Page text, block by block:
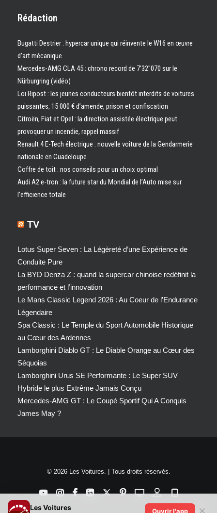
Rédaction
Bugatti Destrier : hypercar unique qui réinvente le W16 en œuvre
d’art mécanique
Mercedes-AMG CLA 45 : chrono record de 7’32″070 sur le
Nürburgring (vidéo)
Loi Ripost : les jeunes conducteurs bientôt interdits de voitures
puissantes, 15 000 € d’amende, prison et confiscation
Citroën, Fiat et Opel : la direction assistée électrique peut
provoquer un incendie, rappel massif
Renault 4 E-Tech électrique : nouvelle voiture de la Gendarmerie
nationale en Guadeloupe
Coffre de toit : nos conseils pour un choix optimal
Audi A2 e-tron : la future star du Mondial de l’Auto mise sur
l’efficience totale
TV
Lotus Super Seven : La Légèreté d’une Expérience de
Conduite Pure
La BYD Denza Z : quand la supercar chinoise redéfinit la
performance et l’innovation
Le Mans Classic Legend 2026 : Au Coeur de l’Endurance
Légendaire
Spa Classic : Le Temple du Sport Automobile Historique
au Cœur des Ardennes
Lamborghini Diablo GT : Le Diable Orange au Cœur des
Séquoias
Lamborghini Urus SE Performante : Le Super SUV
Hybride le plus Extrême Jamais Conçu
Mercedes-AMG GT : Le Coupé Sportif Qui A Conquis
James May ?
© 2026 Les Voitures. | Tous droits réservés.
Les Voitures Ouvrir l'app